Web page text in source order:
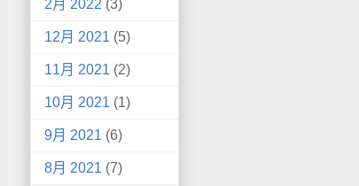
2月 2022 (3)
12月 2021 (5)
11月 2021 (2)
10月 2021 (1)
9月 2021 (6)
8月 2021 (7)